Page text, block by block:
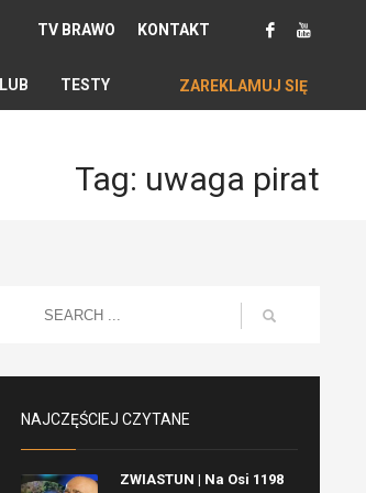
TV BRAWO KONTAKT
TESTY ZAREKLAMUJ SIĘ
Tag: uwaga pirat
NAJCZĘŚCIEJ CZYTANE
ZWIASTUN | Na Osi 1198